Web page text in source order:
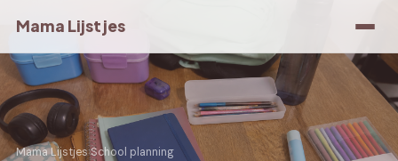
Mama Lijstjes
Mama Lijstjes›School planning